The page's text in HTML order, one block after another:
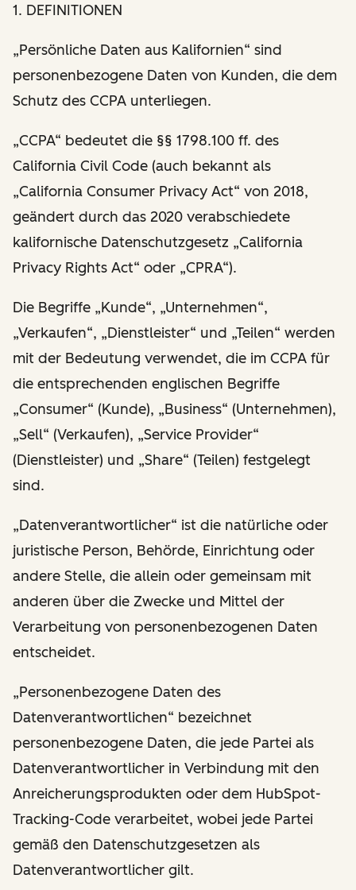
1. DEFINITIONEN
„Persönliche Daten aus Kalifornien“ sind
personenbezogene Daten von Kunden, die dem
Schutz des CCPA unterliegen.
„CCPA“ bedeutet die §§ 1798.100 ff. des
California Civil Code (auch bekannt als
„California Consumer Privacy Act“ von 2018,
geändert durch das 2020 verabschiedete
kalifornische Datenschutzgesetz „California
Privacy Rights Act“ oder „CPRA“).
Die Begriffe „Kunde“, „Unternehmen“,
„Verkaufen“, „Dienstleister“ und „Teilen“ werden
mit der Bedeutung verwendet, die im CCPA für
die entsprechenden englischen Begriffe
„Consumer“ (Kunde), „Business“ (Unternehmen),
„Sell“ (Verkaufen), „Service Provider“
(Dienstleister) und „Share“ (Teilen) festgelegt
sind.
„Datenverantwortlicher“ ist die natürliche oder
juristische Person, Behörde, Einrichtung oder
andere Stelle, die allein oder gemeinsam mit
anderen über die Zwecke und Mittel der
Verarbeitung von personenbezogenen Daten
entscheidet.
„Personenbezogene Daten des
Datenverantwortlichen“ bezeichnet
personenbezogene Daten, die jede Partei als
Datenverantwortlicher in Verbindung mit den
Anreicherungsprodukten oder dem HubSpot-
Tracking-Code verarbeitet, wobei jede Partei
gemäß den Datenschutzgesetzen als
Datenverantwortlicher gilt.